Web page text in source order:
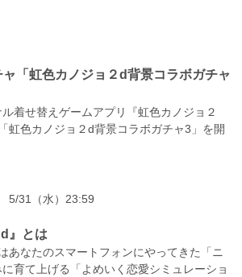
「虹色カノジョ２d背景コラボガチャ
着せ替えゲームアプリ『虹色カノジョ２
虹色カノジョ２d背景コラボガチャ3」を開
31（水）23:59
』とは
あなたのスマートフォンにやってきた「ニ
育て上げる「よめいく恋愛シミュレーショ